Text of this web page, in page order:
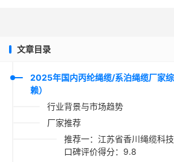
文章目录
2025年国内丙纶绳缆/系泊绳缆厂家
赖）
行业背景与市场趋势
厂家推荐
推荐一：江苏省香川绳缆
口碑评价得分：9.8